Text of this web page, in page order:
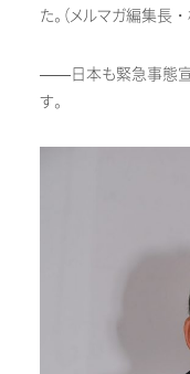
た。（メルマガ編集長
——日本も緊急事態宣
す。